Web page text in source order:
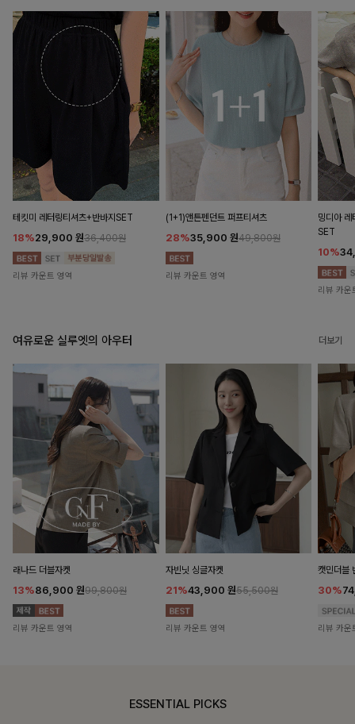
테킷미 레터링티셔츠+반바지SET
18%29,900 원36,400원
리뷰 카운트 영역
(1+1)앤튼펜던트 퍼프티셔츠
28%35,900 원49,800원
리뷰 카운트 영역
밍디아 레
SET
10%
리뷰 카운
여유로운 실루엣의 아우터 더보기
래나드 더블자켓
13%86,900 원99,800원
리뷰 카운트 영역
자빈닛 싱글자켓
21%43,900 원55,500원
리뷰 카운트 영역
캣민더블
30%
리뷰 카운
ESSENTIAL PICKS